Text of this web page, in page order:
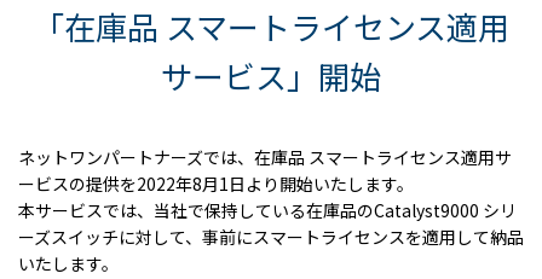
「在庫品 スマートライセンス適用
サービス」開始
ネットワンパートナーズでは、在庫品 スマートライセンス適用サ
ービスの提供を2022年8月1日より開始いたします。
本サービスでは、当社で保持している在庫品のCatalyst9000 シリ
ーズスイッチに対して、事前にスマートライセンスを適用して納品
いたします。